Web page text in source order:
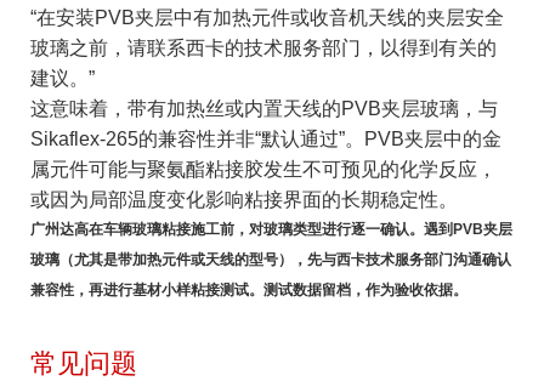
“在安装PVB夹层中有加热元件或收音机天线的夹层安全
玻璃之前，请联系西卡的技术服务部门，以得到有关的
建议。”
这意味着，带有加热丝或内置天线的PVB夹层玻璃，与
Sikaflex-265的兼容性并非“默认通过”。PVB夹层中的金
属元件可能与聚氨酯粘接胶发生不可预见的化学反应，
或因为局部温度变化影响粘接界面的长期稳定性。
广州达高在车辆玻璃粘接施工前，对玻璃类型进行逐一确认。遇到PVB夹层
玻璃（尤其是带加热元件或天线的型号），先与西卡技术服务部门沟通确认
兼容性，再进行基材小样粘接测试。测试数据留档，作为验收依据。
常见问题